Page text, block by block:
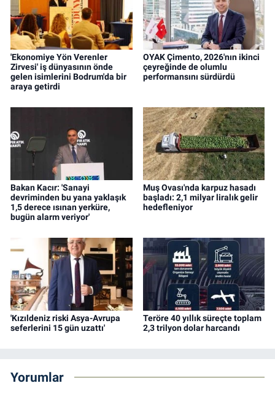
'Ekonomiye Yön Verenler
Zirvesi' iş dünyasının önde
gelen isimlerini Bodrum'da bir
araya getirdi
OYAK Çimento, 2026'nın ikinci
çeyreğinde de olumlu
performansını sürdürdü
Bakan Kacır: 'Sanayi
devriminden bu yana yaklaşık
1,5 derece ısınan yerküre,
bugün alarm veriyor'
Muş Ovası'nda karpuz hasadı
başladı: 2,1 milyar liralık gelir
hedefleniyor
'Kızıldeniz riski Asya-Avrupa
seferlerini 15 gün uzattı'
Teröre 40 yıllık süreçte toplam
2,3 trilyon dolar harcandı
Yorumlar